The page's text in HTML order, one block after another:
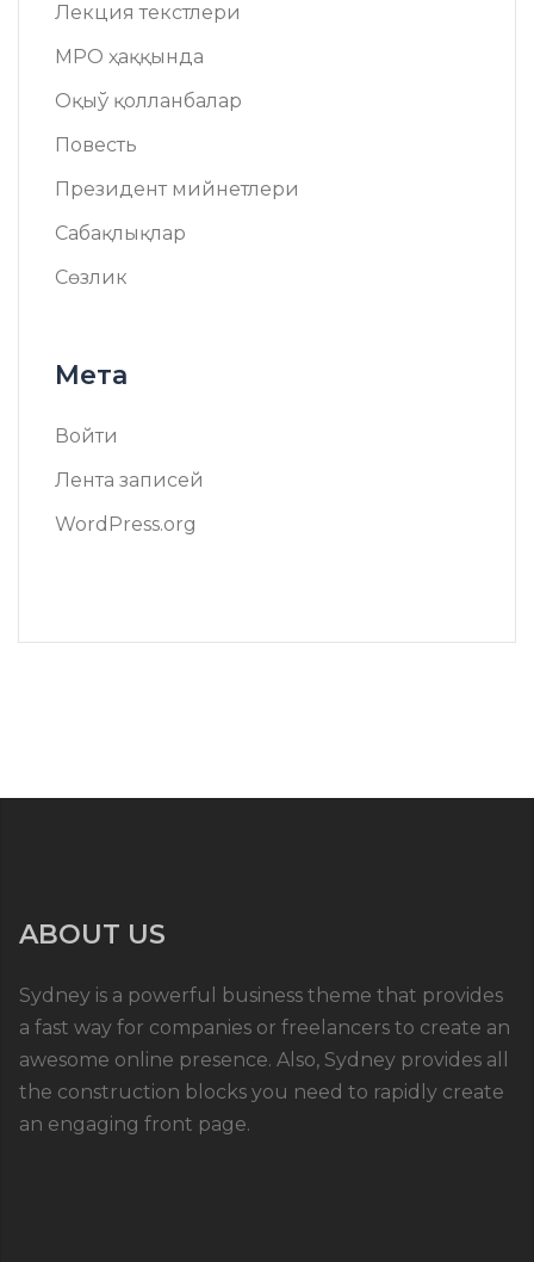
Лекция текстлери
МРО ҳаққында
Оқыў қолланбалар
Повесть
Президент мийнетлери
Сабақлықлар
Сөзлик
Мета
Войти
Лента записей
WordPress.org
ABOUT US
Sydney is a powerful business theme that provides
a fast way for companies or freelancers to create an
awesome online presence. Also, Sydney provides all
the construction blocks you need to rapidly create
an engaging front page.